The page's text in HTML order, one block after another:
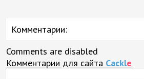
Комментарии:
Comments are disabled
Комментарии для сайта Cackle